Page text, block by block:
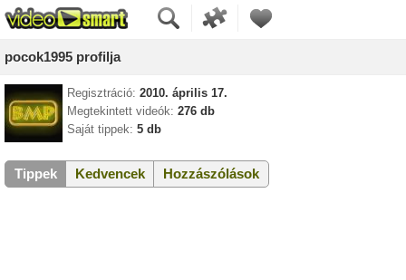
pocok1995 profilja
Regisztráció: 2010. április 17.
Megtekintett videók: 276 db
Saját tippek: 5 db
Tippek Kedvencek Hozzászólások